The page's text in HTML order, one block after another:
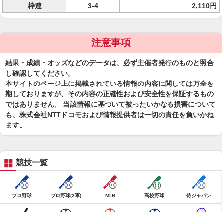
枠連
3-4 2,110円
注意事項
結果・成績・オッズなどのデータは、必ず主催者発行のものと照合
し確認してください。
本サイトのページ上に掲載されている情報の内容に関しては万全を
期しておりますが、その内容の正確性および安全性を保証するもの
ではありません。 当該情報に基づいて被ったいかなる損害について
も、株式会社NTTドコモおよび情報提供者は一切の責任を負いかね
ます。
競技一覧
プロ野球 プロ野球(2軍) MLB 高校野球 侍ジャパン